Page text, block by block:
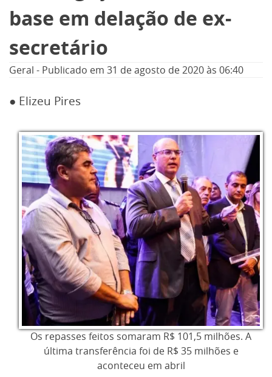
base em delação de ex-
secretário
Geral - Publicado em 31 de agosto de 2020às 06:40
● Elizeu Pires
Os repasses feitos somaram R$ 101,5 milhões. A
última transferência foi de R$ 35 milhões e
aconteceu em abril